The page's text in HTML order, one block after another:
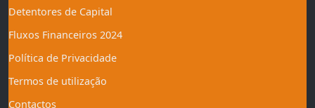
Detentores de Capital
Fluxos Financeiros 2024
Política de Privacidade
Termos de utilização
Contactos